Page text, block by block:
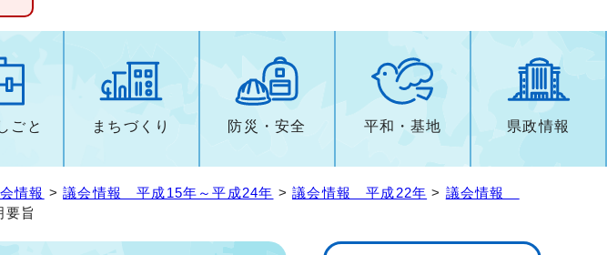
ごと まちづくり 防災・安全 平和・基地 県政情報
情報 >議会情報 平成15年～平成24年 >議会情報 平成22年 > 議会情報
要旨